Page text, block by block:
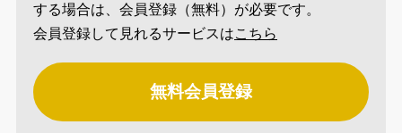
する場合は、会員登録（無料）が必要です。
会員登録して見れるサービスはこちら
無料会員登録